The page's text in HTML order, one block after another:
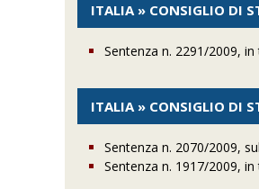
ITALIA » CONSIGLIO DI
Sentenza n. 2291/2009,
ITALIA » CONSIGLIO DI
Sentenza n. 2070/2009,
Sentenza n. 1917/2009,